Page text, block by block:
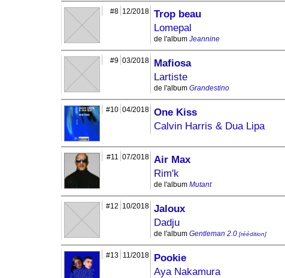
#8 12/2018 Trop beau
Lomepal
de l'album Jeannine
#9 03/2018
Mafiosa
Lartiste
de l'album Grandestino
#10 04/2018 One Kiss
Calvin Harris & Dua Lipa
#11 07/2018 Air Max
Rim'k
de l'album Mutant
#12 10/2018 Jaloux
Dadju
de l'album Gentleman 2.0 [réédition]
#13 11/2018
Pookie
Aya Nakamura